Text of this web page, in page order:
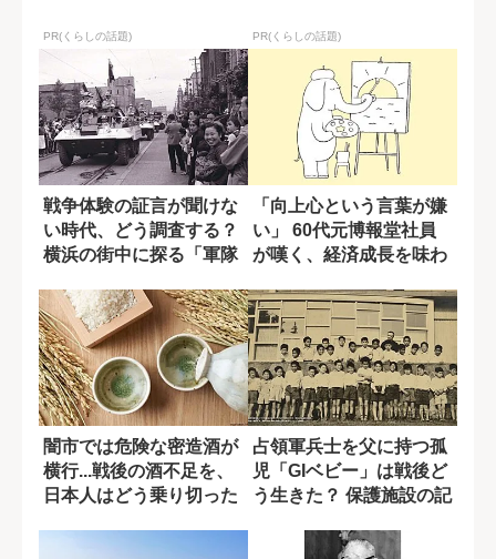
PR(くらしの話題) PR(くらしの話題)
戦争体験の証言が聞けな
い時代、どう調査する？
横浜の街中に探る「軍隊
「向上心という言葉が嫌
い」 60代元博報堂社員
が嘆く、経済成長を味わ
闇市では危険な密造酒が
横行...戦後の酒不足を、
日本人はどう乗り切った
占領軍兵士を父に持つ孤
児「GIベビー」は戦後ど
う生きた？ 保護施設の記